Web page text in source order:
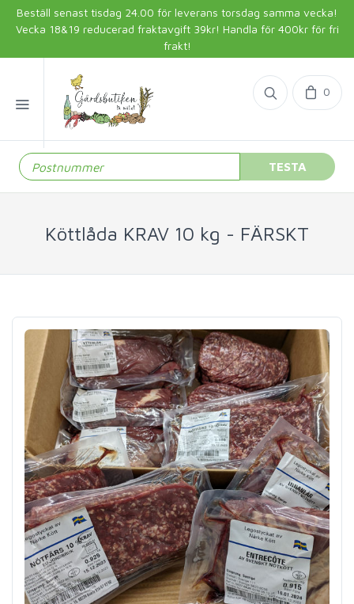
Beställ senast tisdag 24.00 för leverans torsdag samma vecka!
Vecka 18&19 reducerad fraktavgift 39kr! Handla för 400kr för fri
frakt!
0
TESTA
Köttlåda KRAV 10 kg - FÄRSKT